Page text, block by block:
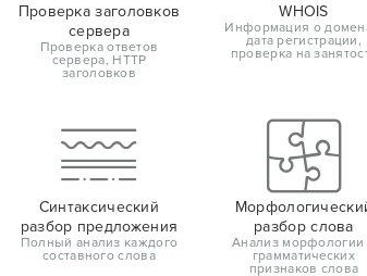
Проверка заголовков
сервера
Проверка ответов
сервера, HTTP
заголовков
WHOIS
Информация о
дата регистрации,
проверка на
Синтаксический
разбор предложения
Полный анализ каждого
составного слова
разбор слова
Анализ морфологии
грамматических
признаков слова